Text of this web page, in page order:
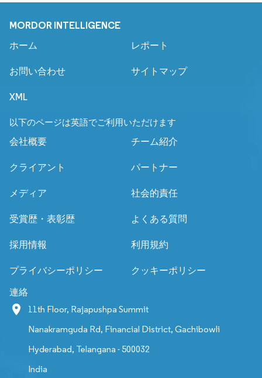
MORDOR INTELLIGENCE
ホーム レポート
お問い合わせ サイトマップ
XML
以下のページは英語でご利用いただけます
会社概要
チーム紹介
クライアント パートナー
メディア 社会的責任
受賞歴・表彰歴 よくある質問
採用情報 利用規約
プライバシーポリシー クッキーポリシー
連絡
11th Floor, Rajapushpa Summit
Nanakramguda Rd, Financial District, Gachibowli
Hyderabad, Telangana - 500032
India